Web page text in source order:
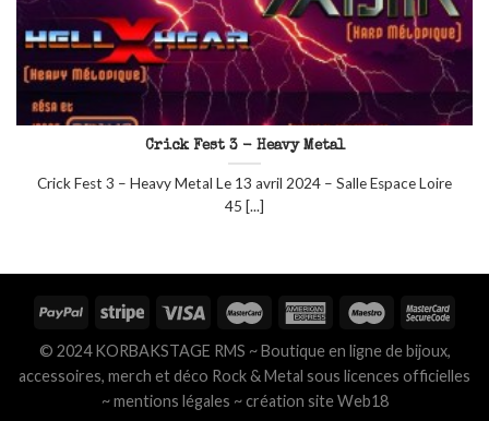
Crick Fest 3 - Heavy Metal
Crick Fest 3 – Heavy Metal Le 13 avril 2024 – Salle Espace Loire
45 [...]
© 2024 KORBAKSTAGE RMS ~ Boutique en ligne de bijoux,
accessoires, merch et déco Rock & Metal sous licences officielles
~mentions légales ~ création site Web18